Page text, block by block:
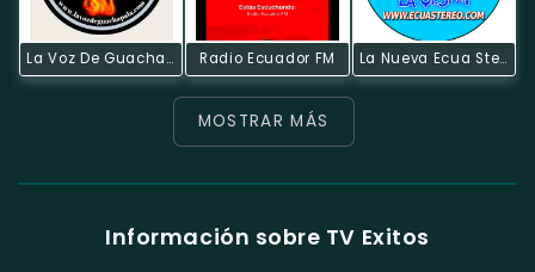
La Voz De Guachapala Radio Ecuador FM La Nueva Ecua Stereo
MOSTRAR MÁS
Información sobre TV Exitos